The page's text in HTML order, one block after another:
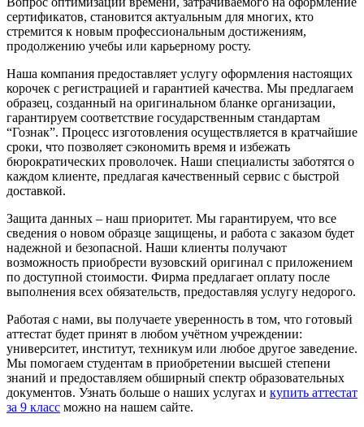
сертификатов, становится актуальным для многих, кто
стремится к новым профессиональным достижениям,
продолжению учебы или карьерному росту.
Наша компания предоставляет услугу оформления настоящих
корочек с регистрацией и гарантией качества. Мы предлагаем
образец, созданный на оригинальном бланке организации,
гарантируем соответствие государственным стандартам
“Гознак”. Процесс изготовления осуществляется в кратчайшие
сроки, что позволяет сэкономить время и избежать
бюрократических проволочек. Наши специалисты заботятся о
каждом клиенте, предлагая качественный сервис с быстрой
доставкой.
Защита данных – наш приоритет. Мы гарантируем, что все
сведения о новом образце защищены, и работа с заказом будет
надежной и безопасной. Наши клиенты получают
возможность приобрести вузовский оригинал с приложением
по доступной стоимости. Фирма предлагает оплату после
выполнения всех обязательств, предоставляя услугу недорого.
Работая с нами, вы получаете уверенность в том, что готовый
аттестат будет принят в любом учётном учреждении:
университет, институт, техникум или любое другое заведение.
Мы помогаем студентам в приобретении высшей степени
знаний и предоставляем обширный спектр образовательных
документов. Узнать больше о наших услугах и купить аттестат
за 9 класс можно на нашем сайте.